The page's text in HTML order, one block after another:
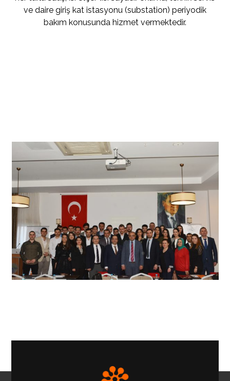
ve daire giriş kat istasyonu (substation) periyodik
bakım konusunda hizmet vermektedir.